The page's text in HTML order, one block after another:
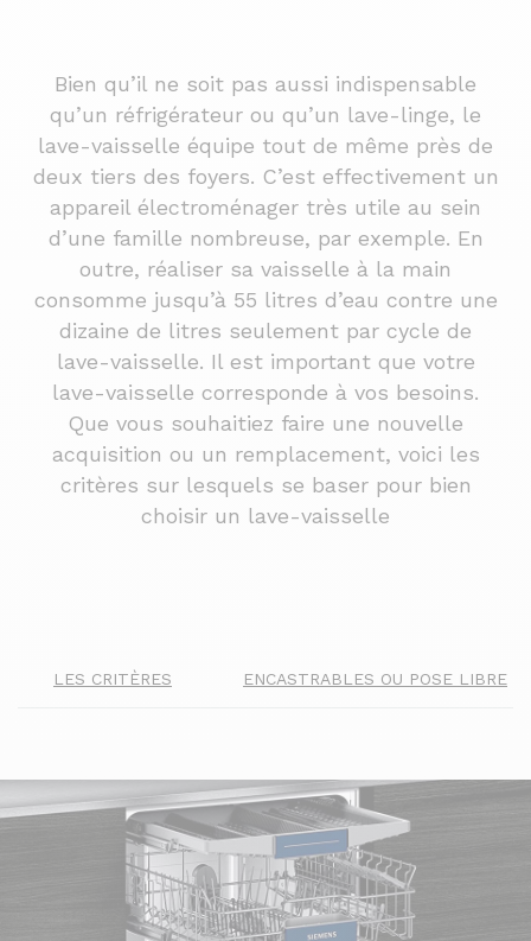
Bien qu’il ne soit pas aussi indispensable
qu’un réfrigérateur ou qu’un lave-linge, le
lave-vaisselle équipe tout de même près de
deux tiers des foyers. C’est effectivement un
appareil électroménager très utile au sein
d’une famille nombreuse, par exemple. En
outre, réaliser sa vaisselle à la main
consomme jusqu’à 55 litres d’eau contre une
dizaine de litres seulement par cycle de
lave-vaisselle. Il est important que votre
lave-vaisselle corresponde à vos besoins.
Que vous souhaitiez faire une nouvelle
acquisition ou un remplacement, voici les
critères sur lesquels se baser pour bien
choisir un lave-vaisselle
LES CRITÈRES ENCASTRABLES OU POSE LIBRE